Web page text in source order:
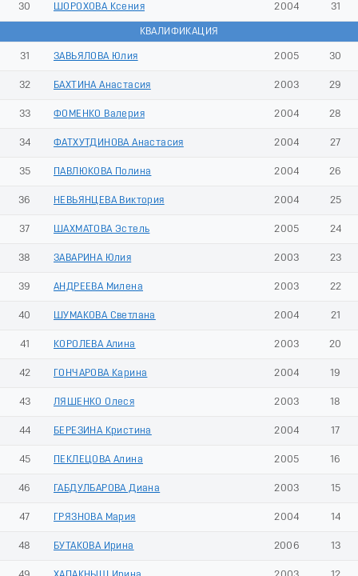
30 ШОРОХОВА Ксения 2004 31
КВАЛИФИКАЦИЯ
31 ЗАВЬЯЛОВА Юлия 2005 30
32 БАХТИНА Анастасия 2003 29
33 ФОМЕНКО Валерия 2004 28
34 ФАТХУТДИНОВА Анастасия 2004 27
35 ПАВЛЮКОВА Полина 2004 26
36 НЕВЬЯНЦЕВА Виктория 2004 25
37 ШАХМАТОВА Эстель 2005 24
38 ЗАВАРИНА Юлия 2003 23
39 АНДРЕЕВА Милена 2003 22
40 ШУМАКОВА Светлана 2004 21
41 КОРОЛЕВА Алина 2003 20
42 ГОНЧАРОВА Карина 2004 19
43 ЛЯШЕНКО Олеся 2003 18
44 БЕРЕЗИНА Кристина 2004 17
45 ПЕКЛЕЦОВА Алина 2005 16
46 ГАБДУЛБАРОВА Диана 2003 15
47 ГРЯЗНОВА Мария 2004 14
48 БУТАКОВА Ирина 2006 13